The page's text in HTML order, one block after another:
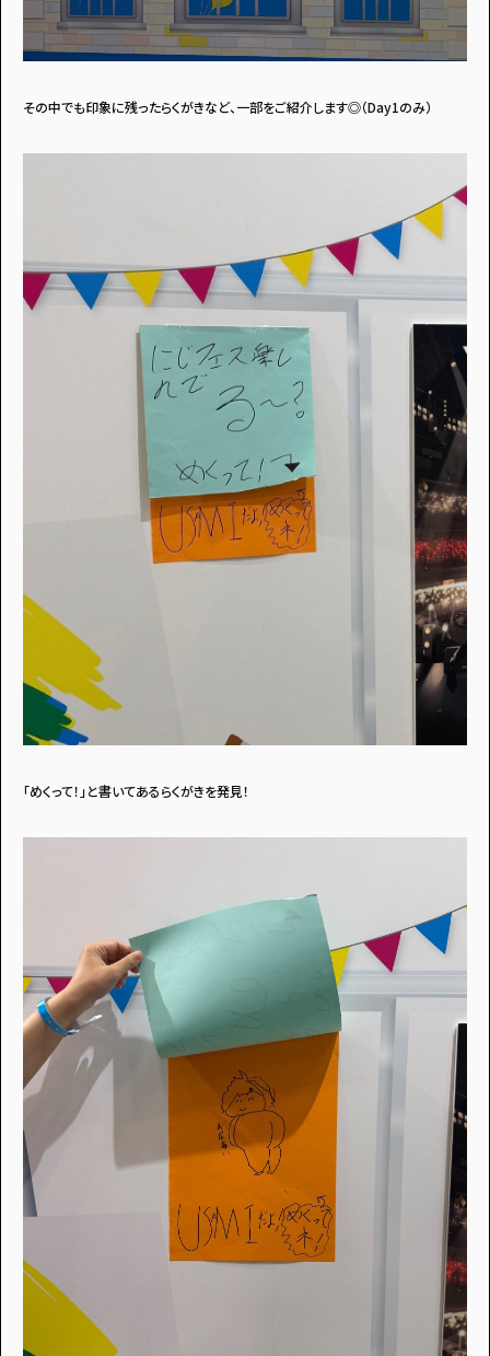
その中でも印象に残ったらくがきなど、一部をご紹介します◎（Day1のみ）
「めくって！」と書いてあるらくがきを発見！